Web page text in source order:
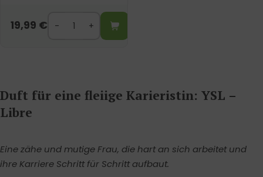
19,99 €
Duft für eine fleiige Karieristin: YSL –
Libre
Eine zähe und mutige Frau, die hart an sich arbeitet und
ihre Karriere Schritt für Schritt aufbaut.